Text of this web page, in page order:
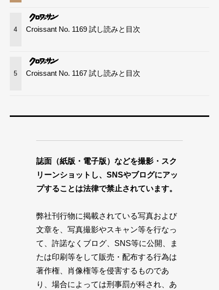
4 Croissant No. 1169 試し読みと目次
5 Croissant No. 1167 試し読みと目次
誌面（紙版・電子版）などを撮影・スク
リーンショットし、SNSやブログにアッ
プすることは法律で禁止されています。
弊社刊行物に掲載されている写真および
文章を、写真撮影やスキャン等を行なっ
て、許諾なくブログ、SNS等に公開、ま
たは印刷等をして販売・配布する行為は
著作権、肖像権等を侵害するものであ
り、場合によっては刑事罰が科され、あ